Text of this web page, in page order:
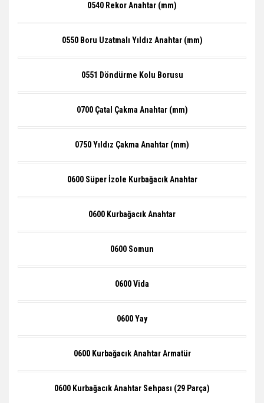
0540 Rekor Anahtar (mm)
0550 Boru Uzatmalı Yıldız Anahtar (mm)
0551 Döndürme Kolu Borusu
0700 Çatal Çakma Anahtar (mm)
0750 Yıldız Çakma Anahtar (mm)
0600 Süper İzole Kurbağacık Anahtar
0600 Kurbağacık Anahtar
0600 Somun
0600 Vida
0600 Yay
0600 Kurbağacık Anahtar Armatür
0600 Kurbağacık Anahtar Sehpası (29 Parça)